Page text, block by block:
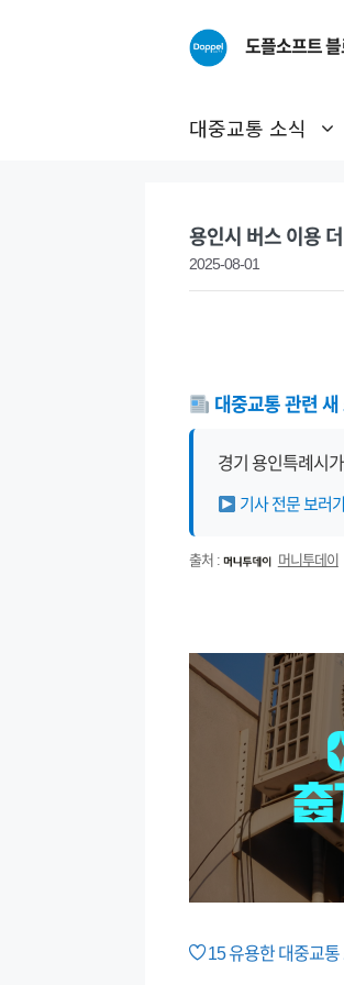
도플소프트
대중교통 소식
용인시 버스 이용
2025-08-01
대중교통 관련
경기 용인특례시
기사 전문 보러
출처 : 머니투데이
15유용한 대중교